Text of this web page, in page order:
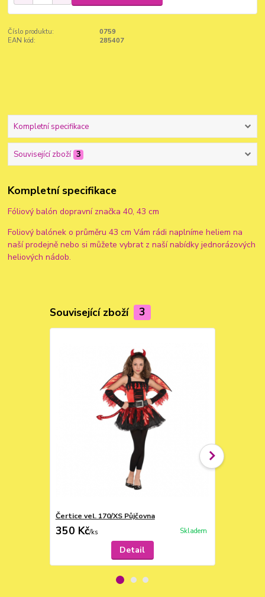
Číslo produktu:
0759
EAN kód:
285407
Kompletní specifikace
Související zboží 3
Kompletní specifikace
Fóliový balón dopravní značka 40, 43 cm
Foliový balónek o průměru 43 cm Vám rádi naplníme heliem na
naší prodejně nebo si můžete vybrat z naší nabídky jednorázových
heliových nádob.
Související zboží 3
Čertice vel. 170/XS Půjčovna
350 Kč/ks Skladem
Detail